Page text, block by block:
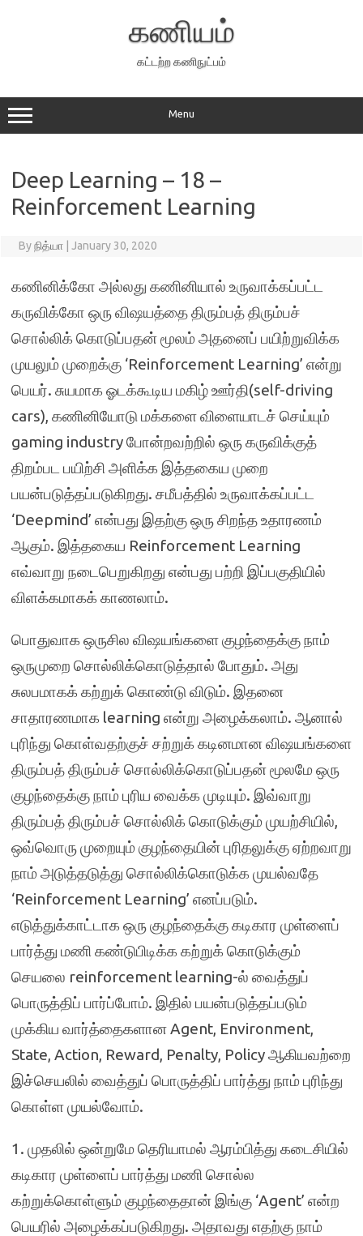
கணியம்
கட்டற்ற கணிநுட்பம்
Menu
Deep Learning – 18 –
Reinforcement Learning
Byநித்யா January 30, 2020
கணினிக்கோ அல்லது கணினியால் உருவாக்கப்பட்ட
கருவிக்கோ ஒரு விஷயத்தை திரும்பத் திரும்பச்
சொல்லிக் கொடுப்பதன் மூலம் அதனைப் பயிற்றுவிக்க
முயலும் முறைக்கு ‘Reinforcement Learning’ என்று
பெயர். சுயமாக ஓடக்கூடிய மகிழ் ஊர்தி(self-driving
cars), கணினியோடு மக்களை விளையாடச் செய்யும்
gaming industry போன்றவற்றில் ஒரு கருவிக்குத்
திறம்பட பயிற்சி அளிக்க இத்தகைய முறை
பயன்படுத்தப்படுகிறது. சமீபத்தில் உருவாக்கப்பட்ட
‘Deepmind’ என்பது இதற்கு ஒரு சிறந்த உதாரணம்
ஆகும். இத்தகைய Reinforcement Learning
எவ்வாறு நடைபெறுகிறது என்பது பற்றி இப்பகுதியில்
விளக்கமாகக் காணலாம்.
பொதுவாக ஒருசில விஷயங்களை குழந்தைக்கு நாம்
ஒருமுறை சொல்லிக்கொடுத்தால் போதும். அது
சுலபமாகக் கற்றுக் கொண்டு விடும். இதனை
சாதாரணமாக learning என்று அழைக்கலாம். ஆனால்
புரிந்து கொள்வதற்குச் சற்றுக் கடினமான விஷயங்களை
திரும்பத் திரும்பச் சொல்லிக்கொடுப்பதன் மூலமே ஒரு
குழந்தைக்கு நாம் புரிய வைக்க முடியும். இவ்வாறு
திரும்பத் திரும்பச் சொல்லிக் கொடுக்கும் முயற்சியில்,
ஒவ்வொரு முறையும் குழந்தையின் புரிதலுக்கு ஏற்றவாறு
நாம் அடுத்தடுத்து சொல்லிக்கொடுக்க முயல்வதே
‘Reinforcement Learning’ எனப்படும்.
எடுத்துக்காட்டாக ஒரு குழந்தைக்கு கடிகார முள்ளைப்
பார்த்து மணி கண்டுபிடிக்க கற்றுக் கொடுக்கும்
செயலை reinforcement learning-ல் வைத்துப்
பொருத்திப் பார்ப்போம். இதில் பயன்படுத்தப்படும்
முக்கிய வார்த்தைகளான Agent, Environment,
State, Action, Reward, Penalty, Policy ஆகியவற்றை
இச்செயலில் வைத்துப் பொருத்திப் பார்த்து நாம் புரிந்து
கொள்ள முயல்வோம்.
1. முதலில் ஒன்றுமே தெரியாமல் ஆரம்பித்து கடைசியில்
கடிகார முள்ளைப் பார்த்து மணி சொல்ல
கற்றுக்கொள்ளும் குழந்தைதான் இங்கு ‘Agent’ என்ற
பெயரில் அழைக்கப்படுகிறது. அதாவது எதற்கு நாம்